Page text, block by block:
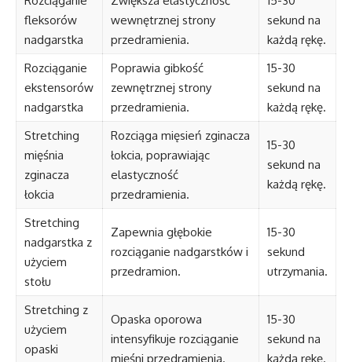
fleksorów
nadgarstka
wewnętrznej strony
przedramienia.
sekund na
każdą rękę.
Rozciąganie
ekstensorów
nadgarstka
Poprawia gibkość
zewnętrznej strony
przedramienia.
15-30
sekund na
każdą rękę.
Stretching
mięśnia
zginacza
łokcia
Rozciąga mięsień zginacza
łokcia, poprawiając
elastyczność
przedramienia.
15-30
sekund na
każdą rękę.
Stretching
nadgarstka z
użyciem
stołu
Zapewnia głębokie
rozciąganie nadgarstków i
przedramion.
15-30
sekund
utrzymania.
Stretching z
użyciem
opaski
Opaska oporowa
intensyfikuje rozciąganie
mięśni przedramienia.
15-30
sekund na
każdą rękę.